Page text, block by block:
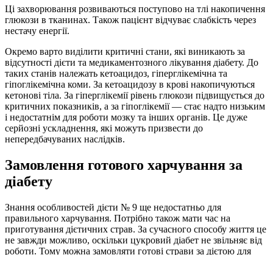
Ці захворювання розвиваються поступово на тлі накопичення
глюкози в тканинах. Також пацієнт відчуває слабкість через
нестачу енергії.
Окремо варто виділити критичні стани, які виникають за
відсутності дієти та медикаментозного лікування діабету. До
таких станів належать кетоацидоз, гіперглікемічна та
гіпоглікемічна коми. За кетоацидозу в крові накопичуються
кетонові тіла. За гіперглікемії рівень глюкози підвищується до
критичних показників, а за гіпоглікемії — стає надто низьким
і недостатнім для роботи мозку та інших органів. Це дуже
серйозні ускладнення, які можуть призвести до
непередбачуваних наслідків.
Замовлення готового харчування за
діабету
Знання особливостей дієти № 9 ще недостатньо для
правильного харчування. Потрібно також мати час на
приготування дієтичних страв. За сучасного способу життя це
не завжди можливо, оскільки цукровий діабет не звільняє від
роботи. Тому можна замовляти готові страви за дієтою для